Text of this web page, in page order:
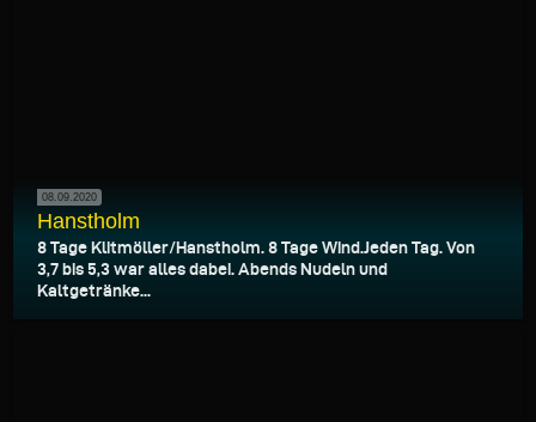
08.09.2020
Hanstholm
8 Tage Klitmöller/Hanstholm. 8 Tage Wind.Jeden Tag. Von
3,7 bis 5,3 war alles dabei. Abends Nudeln und
Kaltgetränke...